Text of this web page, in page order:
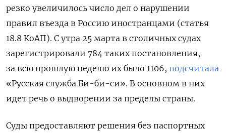
резко увеличилось число дел о нарушении
правил въезда в Россию иностранцами (статья
18.8 КоАП). С утра 25 марта в столичных судах
зарегистрировали 784 таких постановления,
за всю прошлую неделю их было 1106, подсчитала
«Русская служба Би-би-си». В основном в них
идет речь о выдворении за пределы страны.
Суды предоставляют решения без паспортных